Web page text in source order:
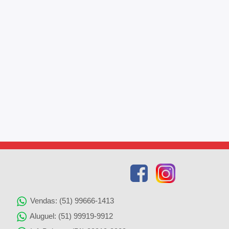
Vendas: (51) 99666-1413
Aluguel: (51) 99919-9912